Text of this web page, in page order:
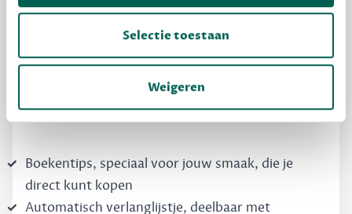
Selectie toestaan
Weigeren
Dewey Free
vrienden. Krijg én geef betere cadeaus.
Schrijf nu gratis in
Boekentips, speciaal voor jouw smaak, die je
direct kunt kopen
Automatisch verlanglijstje, deelbaar met